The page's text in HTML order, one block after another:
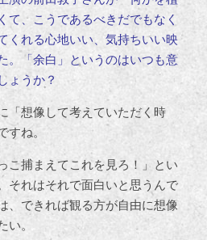
て、こうであるべきだでもなく
くれる心地いい、気持ちいい映
。「余白」というのはいつも意
ょうか？
「想像して考えていただく時
すね。
こ捕まえてこれを見ろ！」とい
それはそれで面白いと思うんで
、できれば観る方が自由に想像
い。